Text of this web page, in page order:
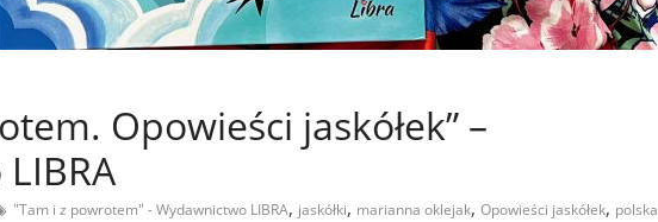
Opowieści jaskółek” –
"Tam i z powrotem" - Wydawnictwo LIBRA, jaskółki, marianna oklejak, Opowieści jaskółek, polska